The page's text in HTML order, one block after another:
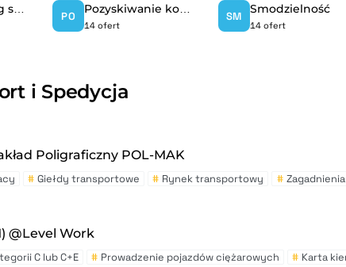
PO
14 ofert
SM
Smodzielność
14 ofert
i Spedycja
Poligraficzny POL-MAK
# Giełdy transportowe # Rynek transportowy #
@Level Work
C lub C+E # Prowadzenie pojazdów ciężarowych # Karta